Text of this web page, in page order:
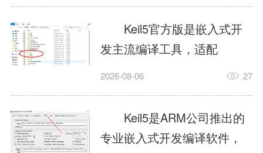
AgentSkill，就是给AI大脑装
上的一双机械手，它真的能
解决很多问题。1什么是
AgentSkillSkill指...
力，代码编译稳定，调试工
具成熟，大量开源项目基于
该平台开发。新项目需要单
独下载对应芯片支持包，新
手配置难度较高，正版商业
授权费用不菲，未授权版本
存在程序容量限制，适合硬
Keil5官方版是嵌入式开
发主流编译工具，适配
STM32、51单片机等多款芯
在线调试、代码仿真，兼容
众多厂商芯片安装包。软件
需要手动添加器件库，初次
2026-08-06 27
Keil5是ARM公司推出的
专业嵌入式开发编译软件，